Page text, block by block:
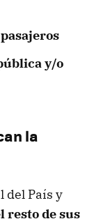
y/o
la
del País y
resto de sus